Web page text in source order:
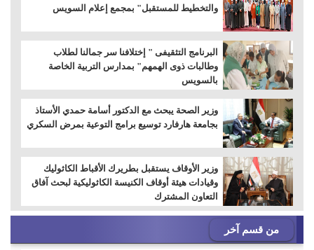
والتخطيط للمستقبل" بمجمع إعلام السويس
البرنامج التثقيفى " إختلافنا سر جمالنا لطلاب
وطالبات ذوى الهمهم" بمدارس التربية الخاصة
بالسويس
وزير الصحة يبحث مع الدكتور أسامة حمدي الأستاذ
بجامعة هارفارد توسيع برامج التوعية بمرض السكري
وزير الأوقاف يستقبل بطريرك الأقباط الكاثوليك
وقيادات هيئة أوقاف الكنيسة الكاثوليكية لبحث آفاق
التعاون المشترك
من قسم آخر